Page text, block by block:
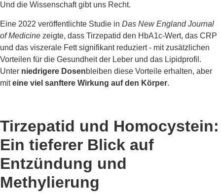
Und die Wissenschaft gibt uns Recht.
Eine 2022 veröffentlichte Studie in Das New England Journal
of Medicine zeigte, dass Tirzepatid den HbA1c-Wert, das CRP
und das viszerale Fett signifikant reduziert - mit zusätzlichen
Vorteilen für die Gesundheit der Leber und das Lipidprofil.
Unter niedrigere Dosenbleiben diese Vorteile erhalten, aber
miteine viel sanftere Wirkung auf den Körper.
Tirzepatid und Homocystein:
Ein tieferer Blick auf
Entzündung und
Methylierung